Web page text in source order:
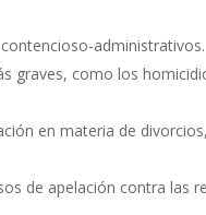
administrativos.
graves, como los
en materia de
de apelación contra las